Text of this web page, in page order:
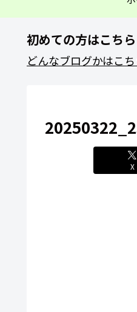
初めての方はこちら
どんなブログかはこち
X